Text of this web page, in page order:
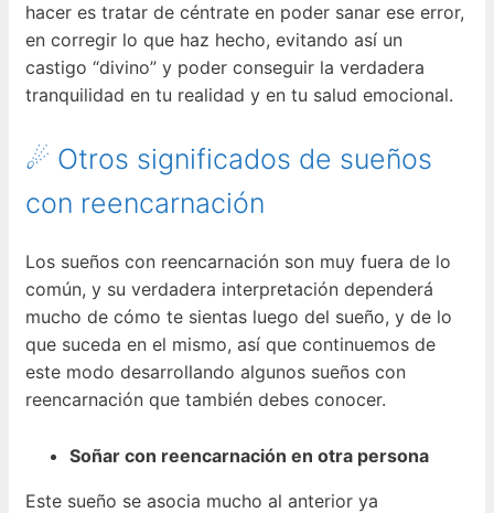
hacer es tratar de céntrate en poder sanar ese error,
en corregir lo que haz hecho, evitando así un
castigo “divino” y poder conseguir la verdadera
tranquilidad en tu realidad y en tu salud emocional.
☄ Otros significados de sueños
con reencarnación
Los sueños con reencarnación son muy fuera de lo
común, y su verdadera interpretación dependerá
mucho de cómo te sientas luego del sueño, y de lo
que suceda en el mismo, así que continuemos de
este modo desarrollando algunos sueños con
reencarnación que también debes conocer.
Soñar con reencarnación en otra persona
Este sueño se asocia mucho al anterior ya